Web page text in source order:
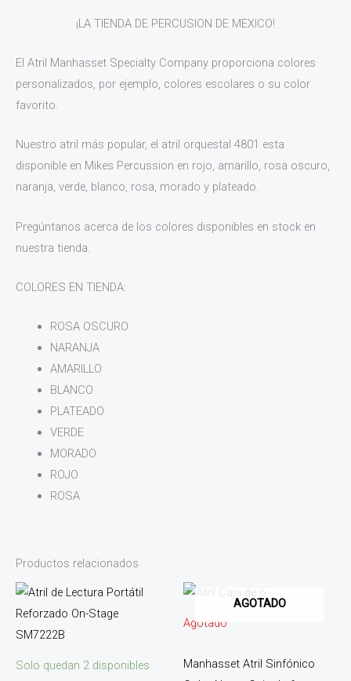
¡LA TIENDA DE PERCUSION DE MEXICO!
El Atril Manhasset Specialty Company proporciona colores
personalizados, por ejemplo, colores escolares o su color
favorito.
Nuestro atril más popular, el atril orquestal 4801 esta
disponible en Mikes Percussion en rojo, amarillo, rosa oscuro,
naranja, verde, blanco, rosa, morado y plateado.
Pregúntanos acerca de los colores disponibles en stock en
nuestra tienda.
COLORES EN TIENDA:
ROSA OSCURO
NARANJA
AMARILLO
BLANCO
PLATEADO
VERDE
MORADO
ROJO
ROSA
Productos relacionados
Solo quedan 2 disponibles
AGOTADO
Agotado
Manhasset Atril Sinfónico